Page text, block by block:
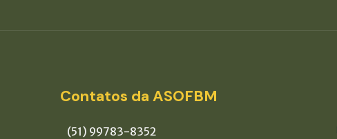
Contatos da ASOFBM
(51) 99783-8352